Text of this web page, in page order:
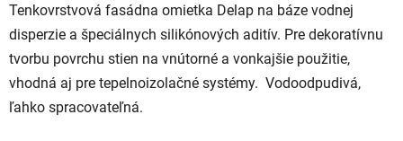
Tenkovrstvová fasádna omietka Delap na báze vodnej
disperzie a špeciálnych silikónových aditív. Pre dekoratívnu
tvorbu povrchu stien na vnútorné a vonkajšie použitie,
vhodná aj pre tepelnoizolačné systémy. Vodoodpudivá,
ľahko spracovateľná.